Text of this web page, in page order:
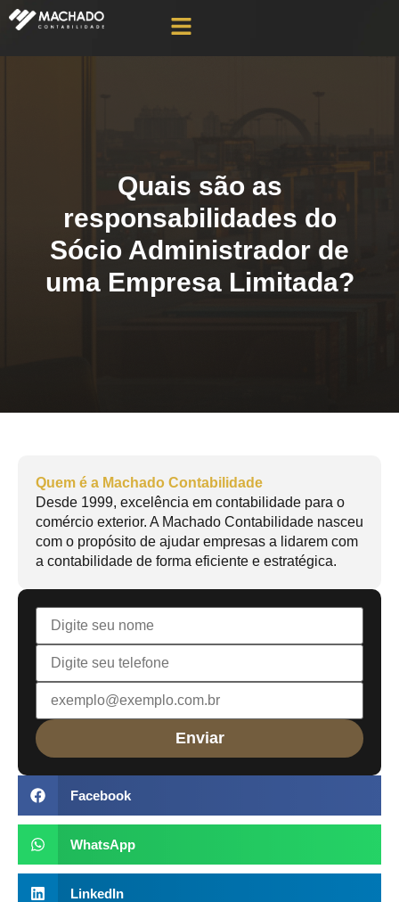
Quais são as
responsabilidades do
Sócio Administrador de
uma Empresa Limitada?
Quem é a Machado Contabilidade
Desde 1999, excelência em contabilidade para o
comércio exterior. A Machado Contabilidade nasceu
com o propósito de ajudar empresas a lidarem com
a contabilidade de forma eficiente e estratégica.
Facebook
WhatsApp
LinkedIn